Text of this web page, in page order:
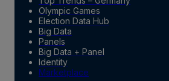
Olympic Games
Election Data Hub
Big Data
Panels
Big Data + Panel
Identity
Marketplace